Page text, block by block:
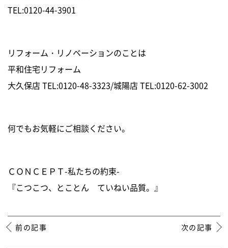
TEL:0120-44-3901
リフォーム・リノベーションのことは
平和住宅リフォーム
大久保店 TEL:0120-48-3323/城陽店 TEL:0120-62-3002
何でもお気軽にご相談ください。
ＣＯＮＣＥＰＴ-私たちの約束-
『こつこつ、とことん ていねい品質。』
前の記事 次の記事